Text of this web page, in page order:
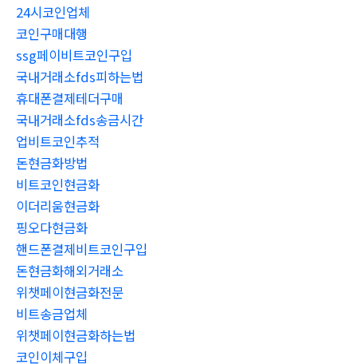
24시코인업체
코인구매대행
ssg페이비트코인구입
국내거래소fds피하는법
휴대폰결제테더구매
국내거래소fds송금시간
업비트코인추적
돈현금화방법
비트코인현금화
이더리움현금화
핑오다현금화
핸드폰결제비트코인구입
돈현금화해외거래소
위챗페이현금화전문
비트송금업체
위챗페이현금화하는법
코인이체구입